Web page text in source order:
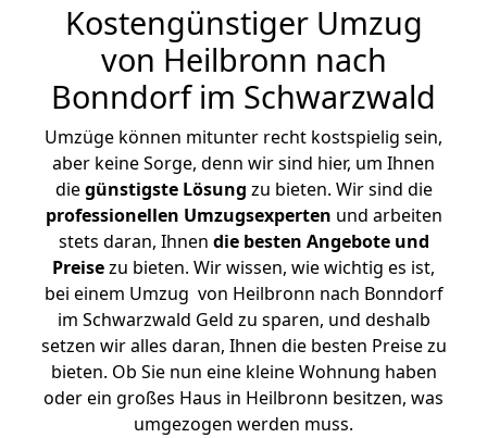
Kostengünstiger Umzug
von Heilbronn nach
Bonndorf im Schwarzwald
Umzüge können mitunter recht kostspielig sein,
aber keine Sorge, denn wir sind hier, um Ihnen
diegünstigste Lösung zu bieten. Wir sind die
professionellen Umzugsexperten und arbeiten
stets daran, Ihnen die besten Angebote und
Preisezu bieten. Wir wissen, wie wichtig es ist,
bei einem Umzug von Heilbronn nach Bonndorf
im Schwarzwald Geld zu sparen, und deshalb
setzen wir alles daran, Ihnen die besten Preise zu
bieten. Ob Sie nun eine kleine Wohnung haben
oder ein großes Haus in Heilbronn besitzen, was
umgezogen werden muss.